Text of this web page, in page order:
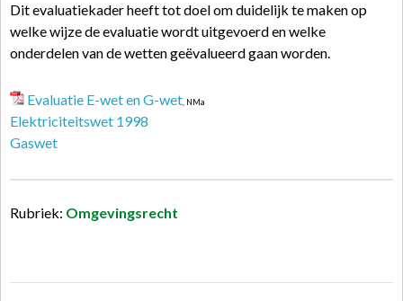
Dit evaluatiekader heeft tot doel om duidelijk te maken op
welke wijze de evaluatie wordt uitgevoerd en welke
onderdelen van de wetten geëvalueerd gaan worden.
Evaluatie E-wet en G-wet , NMa
Elektriciteitswet 1998
Gaswet
Rubriek: Omgevingsrecht